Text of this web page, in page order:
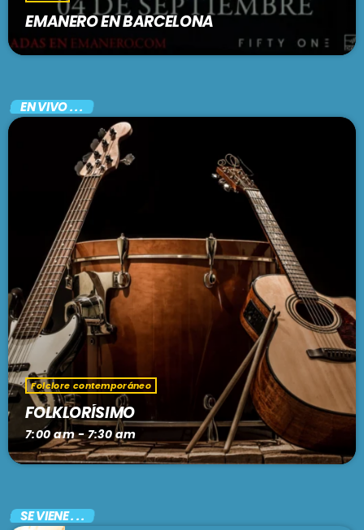
EMANERO EN BARCELONA
EN VIVO . . .
Folclore contemporáneo
FOLKLORÍSIMO
7:00 am - 7:30 am
SE VIENE . . .